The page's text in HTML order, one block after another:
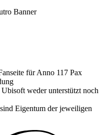
für Anno 117 Pax
weder unterstützt noch
Eigentum der jeweiligen